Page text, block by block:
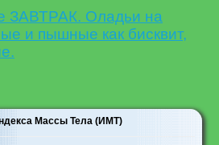
ЗАВТРАК. Оладьи на
и пышные как бисквит,
Массы Тела (ИМТ)